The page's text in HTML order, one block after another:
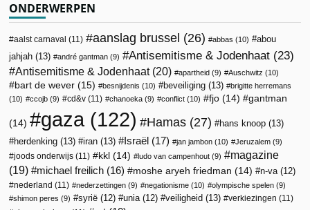
ONDERWERPEN
aalst carnaval (11) aanslag brussel (26) abbas (10)
abou
jahjah (13) andré gantman (9) Antisemitisme & Jodenhaat (23)
Antisemitisme & Jodenhaat(20) apartheid (9) Auschwitz (10)
bart de wever (15) besnijdenis (10) beveiliging (13)
brigitte herremans
(10)
ccojb (9) cd&v (11) chanoeka (9) conflict (10) fjo (14) gantman
(14) gaza(122) Hamas (27) hans knoop (13)
herdenking (13) iran (13) Israël (17) jan jambon (10) Jeruzalem (9)
joods onderwijs (11) kkl (14) ludo van campenhout (9)
magazine
(19)
michael freilich (16) moshe aryeh friedman (14) n-va(12)
nederland (11) nederzettingen (9) negationisme (10) olympische spelen (9)
shimon peres (9) syrië (12) unia(12) veiligheid (13) verkiezingen (11)